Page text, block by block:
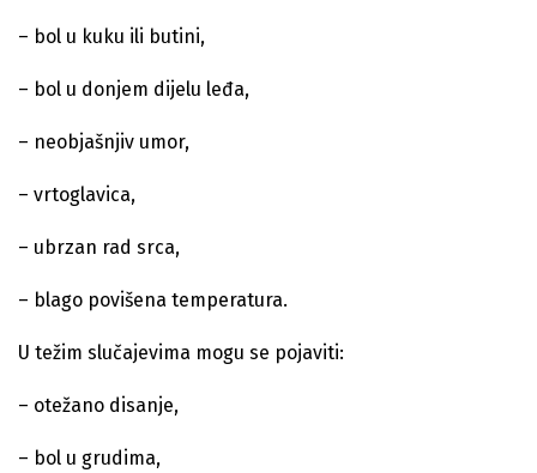
– bol u kuku ili butini,
– bol u donjem dijelu leđa,
– neobjašnjiv umor,
– vrtoglavica,
– ubrzan rad srca,
– blago povišena temperatura.
U težim slučajevima mogu se pojaviti:
– otežano disanje,
– bol u grudima,